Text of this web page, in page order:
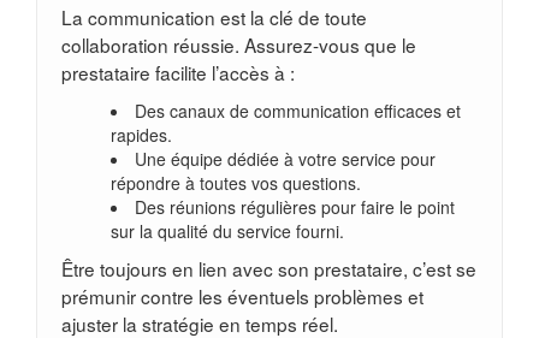
La communication est la clé de toute
collaboration réussie. Assurez-vous que le
prestataire facilite l’accès à :
Des canaux de communication efficaces et
rapides.
Une équipe dédiée à votre service pour
répondre à toutes vos questions.
Des réunions régulières pour faire le point
sur la qualité du service fourni.
Être toujours en lien avec son prestataire, c’est se
prémunir contre les éventuels problèmes et
ajuster la stratégie en temps réel.